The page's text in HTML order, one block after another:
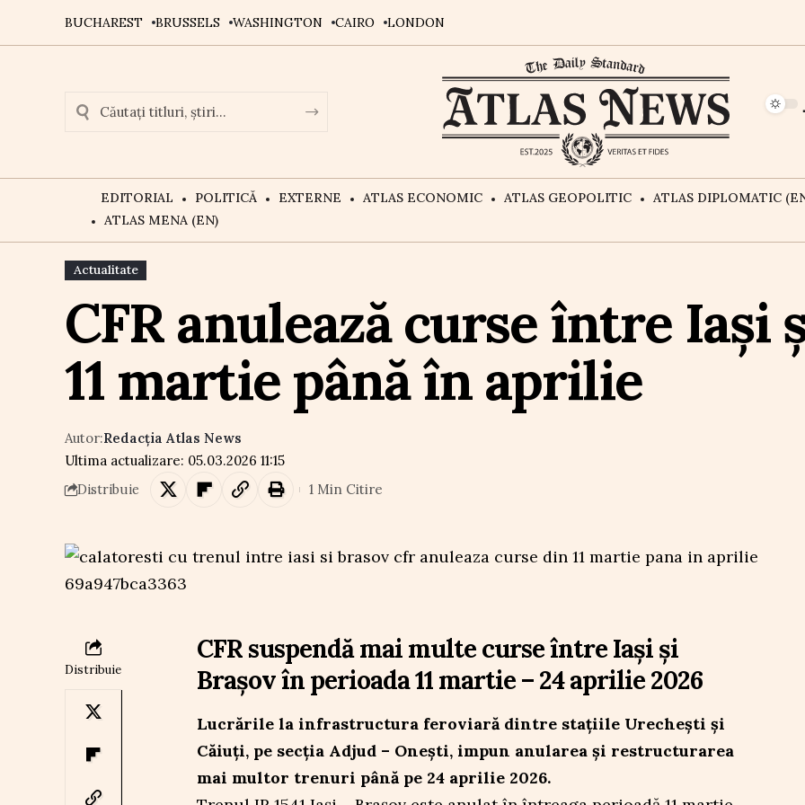
BUCHAREST BRUSSELS WASHINGTON CAIRO LONDON
EDITORIAL POLITICĂ EXTERNE ATLAS ECONOMIC ATLAS GEOPOLITIC
ATLAS DIPLOMATIC
ATLAS MENA (EN)
Actualitate
CFR anulează curse între Iași
11 martie până în aprilie
Ultima actualizare: 05.03.2026 11:15
Autor:Redacția Atlas News
Distribuie 1 Min Citire
Distribuie
CFR suspendă mai multe curse între Iași și
Brașov în perioada 11 martie – 24 aprilie 2026
Lucrările la infrastructura feroviară dintre stațiile Urechești și
Căiuți, pe secția Adjud – Onești, impun anularea și restructurarea
mai multor trenuri până pe 24 aprilie 2026.